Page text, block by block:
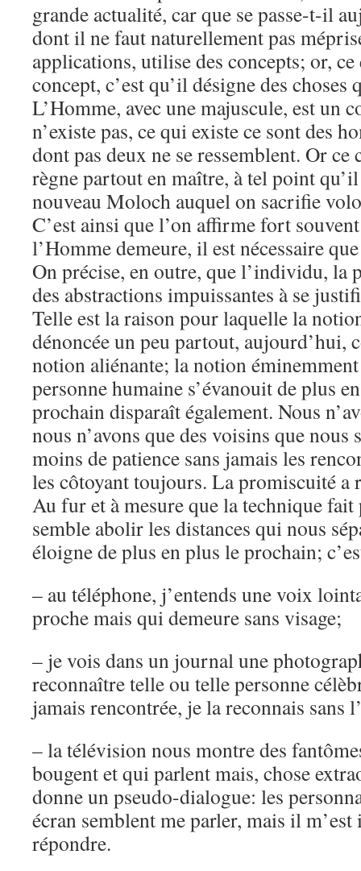
grande actualité, car que se passe-t-il
dont il ne faut naturellement pas
applications, utilise des concepts; or,
concept, c’est qu’il désigne des choses
L’Homme, avec une majuscule, est un
n’existe pas, ce qui existe ce sont des
dont pas deux ne se ressemblent. Or ce
règne partout en maître, à tel point
nouveau Moloch auquel on sacrifie
C’est ainsi que l’on affirme fort
l’Homme demeure, il est nécessaire
On précise, en outre, que l’individu, la
des abstractions impuissantes à se
Telle est la raison pour laquelle la
dénoncée un peu partout, aujourd’hui,
notion aliénante; la notion
personne humaine s’évanouit de plus
prochain disparaît également. Nous
nous n’avons que des voisins que nous
moins de patience sans jamais les
les côtoyant toujours. La promiscuité a
Au fur et à mesure que la technique
semble abolir les distances qui nous
éloigne de plus en plus le prochain;
– au téléphone, j’entends une voix
proche mais qui demeure sans visage;
– je vois dans un journal une
reconnaître telle ou telle personne
jamais rencontrée, je la reconnais sans
– la télévision nous montre des
bougent et qui parlent mais, chose
donne un pseudo-dialogue: les
écran semblent me parler, mais il
répondre.